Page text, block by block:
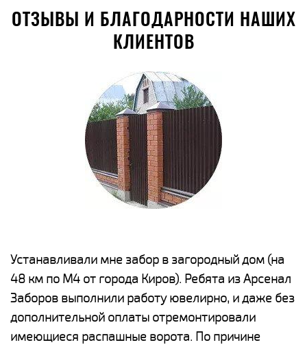
ОТЗЫВЫ И БЛАГОДАРНОСТИ НАШИХ
КЛИЕНТОВ
Устанавливали мне забор в загородный дом (на
48 км по М4 от города Киров). Ребята из Арсенал
Заборов выполнили работу ювелирно, и даже без
дополнительной оплаты отремонтировали
имеющиеся распашные ворота. По причине